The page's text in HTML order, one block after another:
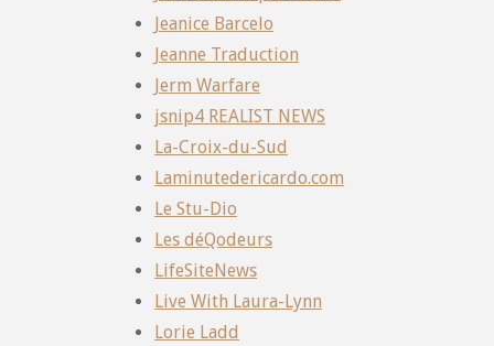
Jeanice Barcelo
Jeanne Traduction
Jerm Warfare
jsnip4 REALIST NEWS
La-Croix-du-Sud
Laminutedericardo.com
Le Stu-Dio
Les déQodeurs
LifeSiteNews
Live With Laura-Lynn
Lorie Ladd